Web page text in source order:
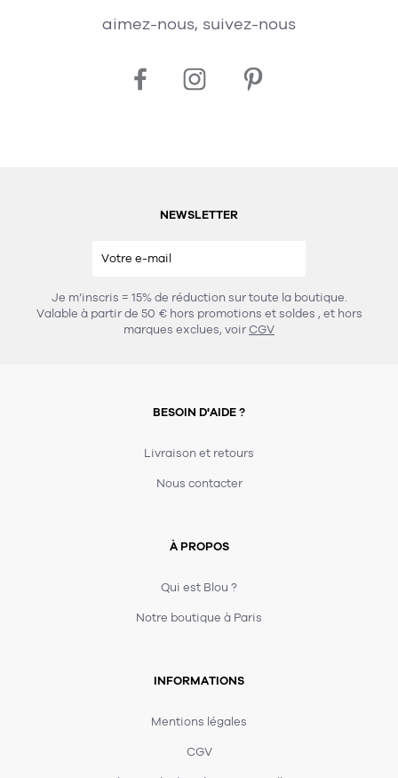
aimez-nous, suivez-nous
NEWSLETTER
Je m’inscris = 15% de réduction sur toute la boutique.
Valable à partir de 50 € hors promotions et soldes , et hors
marques exclues, voirCGV
BESOIN D'AIDE ?
Livraison et retours
Nous contacter
À PROPOS
Qui est Blou ?
Notre boutique à Paris
INFORMATIONS
Mentions légales
CGV